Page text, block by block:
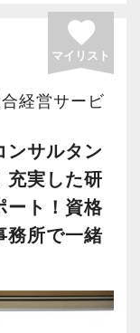
ロフェッショ
味ではなく、
も解決する」
、「やりたい
。
やりたいこ
から感謝され
ていること
favorite
マイリスト
経営サービ
ンサルタン
充実した研
ート！資格
務所で一緒